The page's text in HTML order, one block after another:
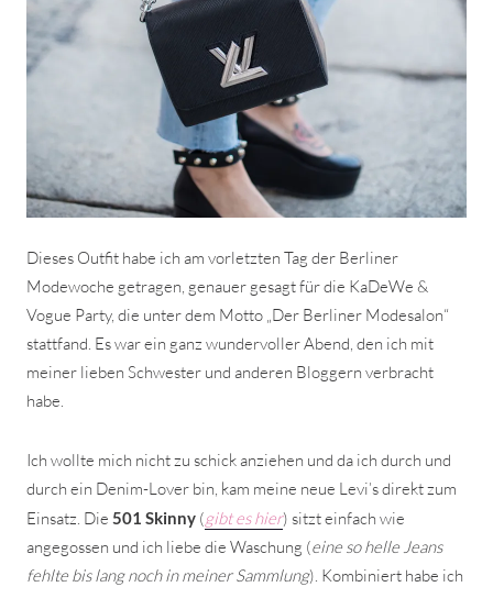
Dieses Outfit habe ich am vorletzten Tag der Berliner
Modewoche getragen, genauer gesagt für die KaDeWe &
Vogue Party, die unter dem Motto „Der Berliner Modesalon“
stattfand. Es war ein ganz wundervoller Abend, den ich mit
meiner lieben Schwester und anderen Bloggern verbracht
habe.
Ich wollte mich nicht zu schick anziehen und da ich durch und
durch ein Denim-Lover bin, kam meine neue Levi’s direkt zum
Einsatz. Die 501 Skinny (gibt es hier) sitzt einfach wie
angegossen und ich liebe die Waschung (eine so helle Jeans
fehlte bis lang noch in meiner Sammlung). Kombiniert habe ich